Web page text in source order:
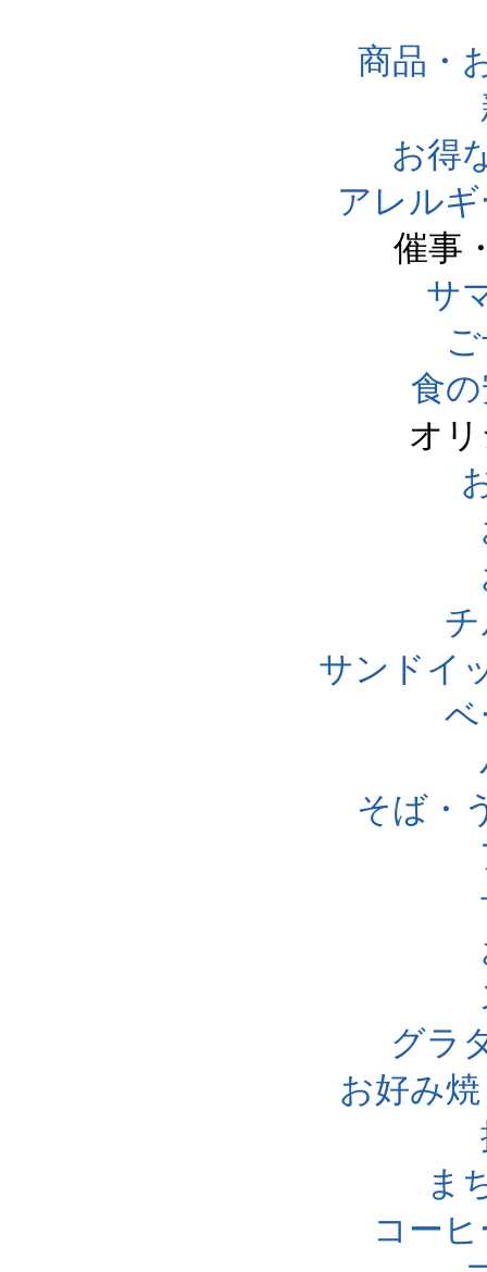
商品・
お得
アレル
催事
サ
食
オ
サンドイ
そば・
グラ
お好み
ま
コー